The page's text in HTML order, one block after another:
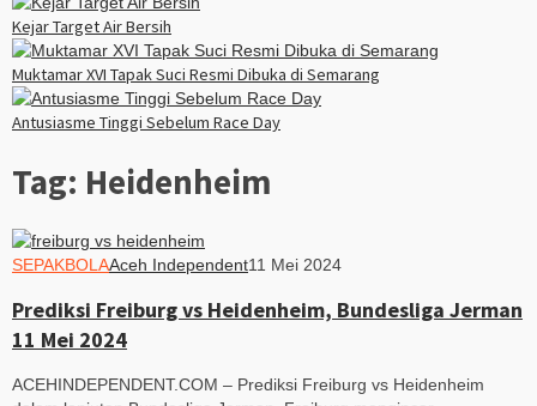
Kejar Target Air Bersih
Muktamar XVI Tapak Suci Resmi Dibuka di Semarang
Antusiasme Tinggi Sebelum Race Day
Tag: Heidenheim
SEPAKBOLAAceh Independent11 Mei 2024
Prediksi Freiburg vs Heidenheim, Bundesliga Jerman
11 Mei 2024
ACEHINDEPENDENT.COM – Prediksi Freiburg vs Heidenheim